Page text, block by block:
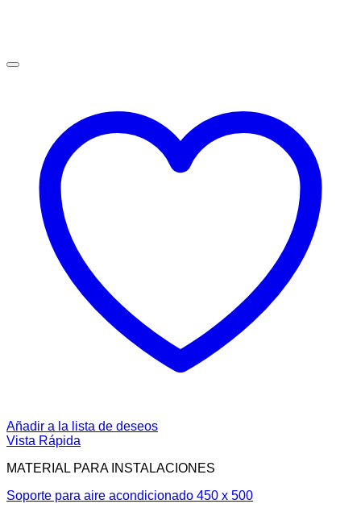
Añadir a la lista de deseos
Vista Rápida
MATERIAL PARA INSTALACIONES
Soporte para aire acondicionado 450 x 500